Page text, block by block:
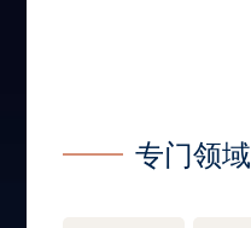
专门领域